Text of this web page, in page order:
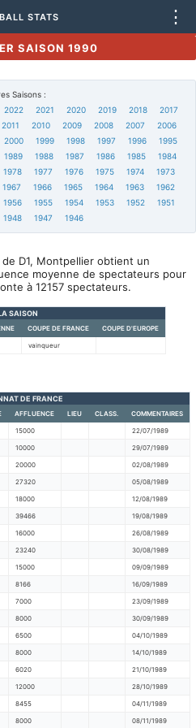
STATS ⋮
SAISON 1990
Saisons :
2022 2021 2020 2019 2018
2017
2011 2010 2009 2008 2007
2006
2000 1999 1998 1997 1996
1995
1989 1988 1987 1986 1985
1984
1978 1977 1976 1975 1974
1973
1967 1966 1965 1964 1963
1962
1956 1955 1954 1953 1952
1951
1948 1947 1946
D1, Montpellier obtient un
moyenne de spectateurs pour
à 12157 spectateurs.
SAISON
COUPE DE FRANCE COUPE D'EUROPE
vainqueur
DE FRANCE
AFFLUENCE LIEU CLASS. COMMENTAIRES
15000 22/07/1989
10000 29/07/1989
20000 02/08/1989
27320 05/08/1989
18000 12/08/1989
39466 19/08/1989
16000 26/08/1989
23240 30/08/1989
15000 09/09/1989
8166 16/09/1989
7000 23/09/1989
8000 30/09/1989
6500 04/10/1989
8000 14/10/1989
6020 21/10/1989
12000 28/10/1989
8455 04/11/1989
8000 08/11/1989